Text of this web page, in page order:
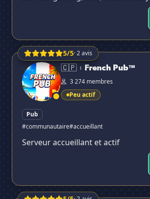
5/5· 2 avis
🇨🇵︲French Pub™
🇨🇵︲French Pub™
3 274 membres
Peu actif
Pub
#communautaire#accueillant
Serveur accueillant et actif